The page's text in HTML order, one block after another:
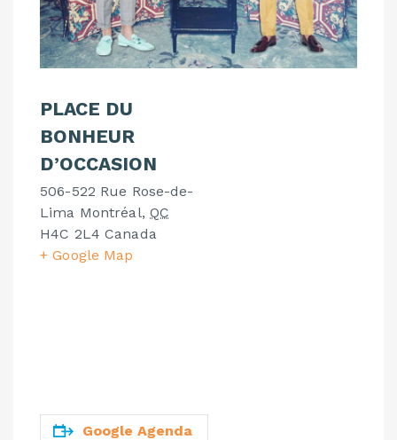
PLACE DU
BONHEUR
D’OCCASION
506-522 Rue Rose-de-
Lima Montréal, QC
H4C 2L4 Canada
+ Google Map
Google Agenda